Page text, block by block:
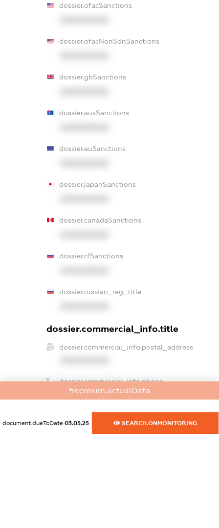
dossier.ofacSanctions
dossier.ofacNonSdnSanctions
dossier.gbSanctions
dossier.ausSanctions
dossier.euSanctions
dossier.japanSanctions
dossier.canadaSanctions
dossier.rfSanctions
dossier.russian_reg_title
dossier.commercial_info.title
dossier.commercial_info.postal_address
dossier.commercial_info.phone
XXXXXXXXXX
freemium.actualData
document.dueToDate 03.05.25 SEARCH.ONMONITORING